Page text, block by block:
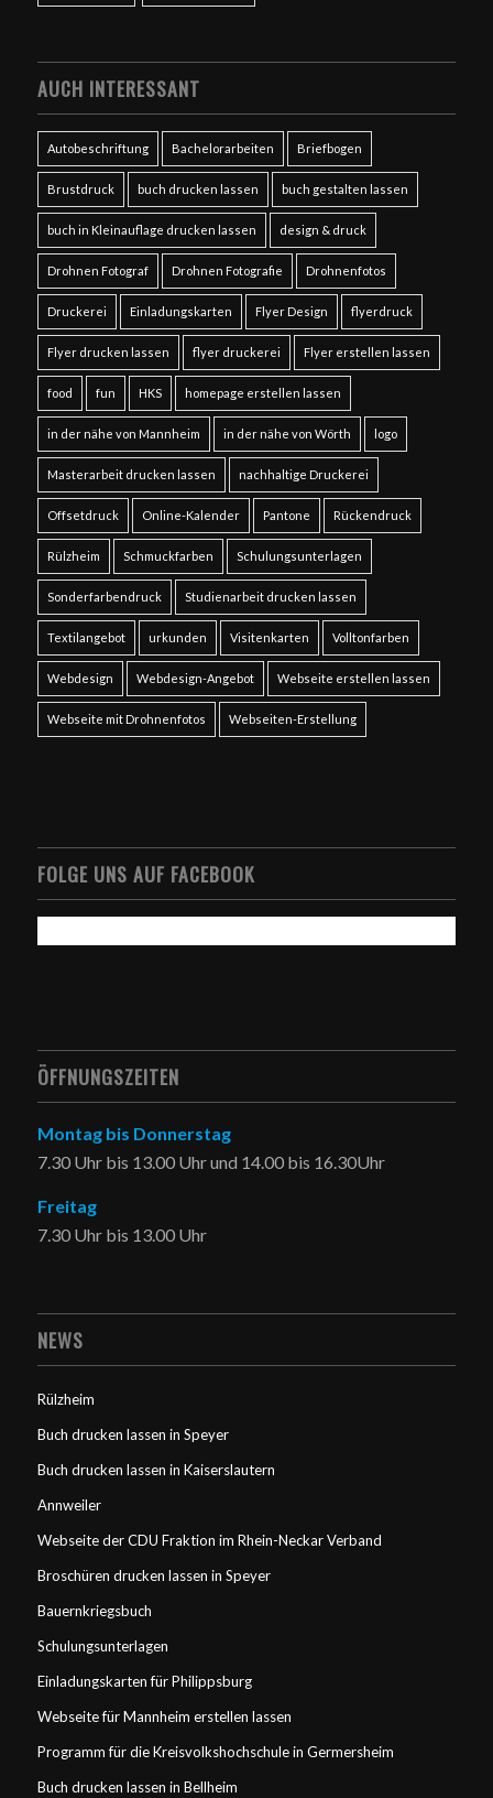
AUCH INTERESSANT
Autobeschriftung Bachelorarbeiten Briefbogen
Brustdruck buch drucken lassen buch gestalten lassen
buch in Kleinauflage drucken lassen design & druck
Drohnen Fotograf Drohnen Fotografie Drohnenfotos
Druckerei Einladungskarten Flyer Design flyerdruck
Flyer drucken lassen flyer druckerei Flyer erstellen lassen
food fun HKS homepage erstellen lassen
in der nähe von Mannheim in der nähe von Wörth logo
Masterarbeit drucken lassen nachhaltige Druckerei
Offsetdruck Online-Kalender Pantone Rückendruck
Rülzheim Schmuckfarben Schulungsunterlagen
Sonderfarbendruck Studienarbeit drucken lassen
Textilangebot urkunden Visitenkarten Volltonfarben
Webdesign Webdesign-Angebot Webseite erstellen lassen
Webseite mit Drohnenfotos Webseiten-Erstellung
FOLGE UNS AUF FACEBOOK
ÖFFNUNGSZEITEN
Montag bis Donnerstag
7.30 Uhr bis 13.00 Uhr und 14.00 bis 16.30Uhr
Freitag
7.30 Uhr bis 13.00 Uhr
NEWS
Rülzheim
Buch drucken lassen in Speyer
Buch drucken lassen in Kaiserslautern
Annweiler
Webseite der CDU Fraktion im Rhein-Neckar Verband
Broschüren drucken lassen in Speyer
Bauernkriegsbuch
Schulungsunterlagen
Einladungskarten für Philippsburg
Webseite für Mannheim erstellen lassen
Programm für die Kreisvolkshochschule in Germersheim
Buch drucken lassen in Bellheim